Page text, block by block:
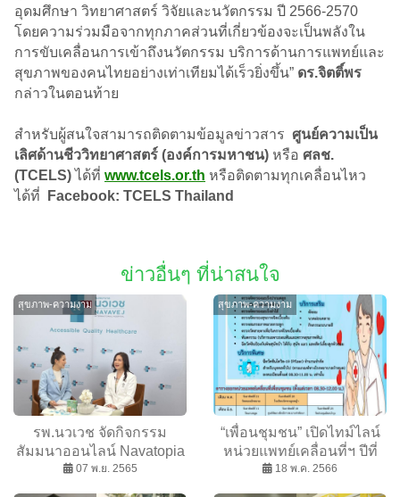
อุดมศึกษา วิทยาศาสตร์ วิจัยและนวัตกรรม ปี 2566-2570
โดยความร่วมมือจากทุกภาคส่วนที่เกี่ยวข้องจะเป็นพลังใน
การขับเคลื่อนการเข้าถึงนวัตกรรม บริการด้านการแพทย์และ
สุขภาพของคนไทยอย่างเท่าเทียมได้เร็วยิ่งขึ้น” ดร.จิตติ์พร
กล่าวในตอนท้าย
สำหรับผู้สนใจสามารถติดตามข้อมูลข่าวสาร ศูนย์ความเป็น
เลิศด้านชีววิทยาศาสตร์ (องค์การมหาชน) หรือ ศลช.
(TCELS) ได้ที่ www.tcels.or.th หรือติดตามทุกเคลื่อนไหว
ได้ที่
Facebook: TCELS Thailand
ข่าวอื่นๆ ที่น่าสนใจ
สุขภาพ-ความงาม
รพ.นวเวช จัดกิจกรรม
สัมมนาออนไลน์ Navatopia
Club เสริมสร้างภูมิคุ้มกันลูก
07 พ.ย. 2565
สุขภาพ-ความงาม
“เพื่อนชุมชน” เปิดไทม์ไลน์
หน่วยแพทย์เคลื่อนที่ฯ ปีที่
13 ดูแลสุขภาพคนในชุมชน
18 พ.ค. 2566